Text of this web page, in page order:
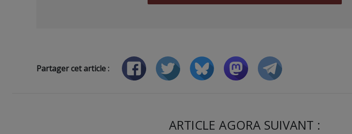
Partager cet article :
ARTICLE AGORA SUIVANT :